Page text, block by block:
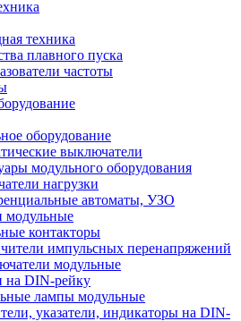
техника
плавного пуска
частоты
оборудование
выключатели
модульного оборудования
нагрузки
автоматы, УЗО
модульные
контакторы
импульсных перенапряжений
модульные
на DIN-рейку
лампы модульные
указатели, индикаторы на DIN-